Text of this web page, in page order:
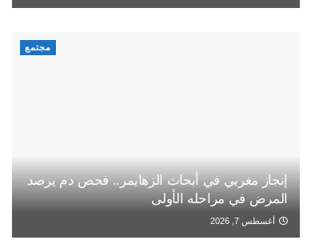
مجتمع
إنجاز مغربي في أبحاث الزهايمر.. فحص دم يرصد
المرض في مراحله الأولى
أغسطس 7, 2026